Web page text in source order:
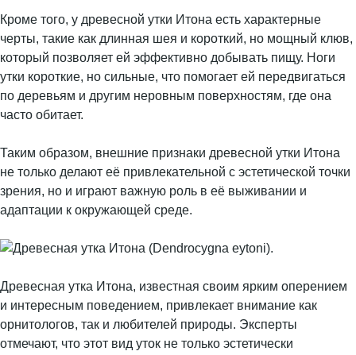
Кроме того, у древесной утки Итона есть характерные
черты, такие как длинная шея и короткий, но мощный клюв,
который позволяет ей эффективно добывать пищу. Ноги
утки короткие, но сильные, что помогает ей передвигаться
по деревьям и другим неровным поверхностям, где она
часто обитает.
Таким образом, внешние признаки древесной утки Итона
не только делают её привлекательной с эстетической точки
зрения, но и играют важную роль в её выживании и
адаптации к окружающей среде.
Древесная утка Итона, известная своим ярким оперением
и интересным поведением, привлекает внимание как
орнитологов, так и любителей природы. Эксперты
отмечают, что этот вид уток не только эстетически